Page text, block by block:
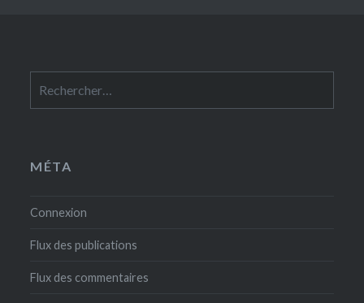
MÉTA
Connexion
Flux des publications
Flux des commentaires